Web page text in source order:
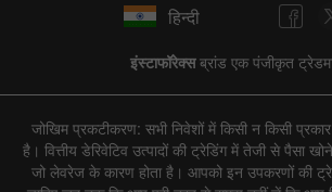
हिन्दी
इंस्टाफॉरेक्सब्रांड एक पंजीकृत
जोखिम प्रकटीकरण: सभी निवेशों में किसी न किसी प्रकार
है। वित्तीय डेरिवेटिव उत्पादों की ट्रेडिंग में तेजी से पैसा
जो लेवरेज के कारण होता है। आपको इन उपकरणों की